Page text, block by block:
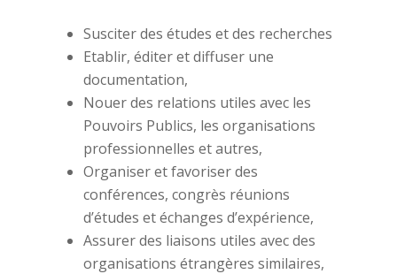
Susciter des études et des recherches
Etablir, éditer et diffuser une
documentation,
Nouer des relations utiles avec les
Pouvoirs Publics, les organisations
professionnelles et autres,
Organiser et favoriser des
conférences, congrès réunions
d’études et échanges d’expérience,
Assurer des liaisons utiles avec des
organisations étrangères similaires,